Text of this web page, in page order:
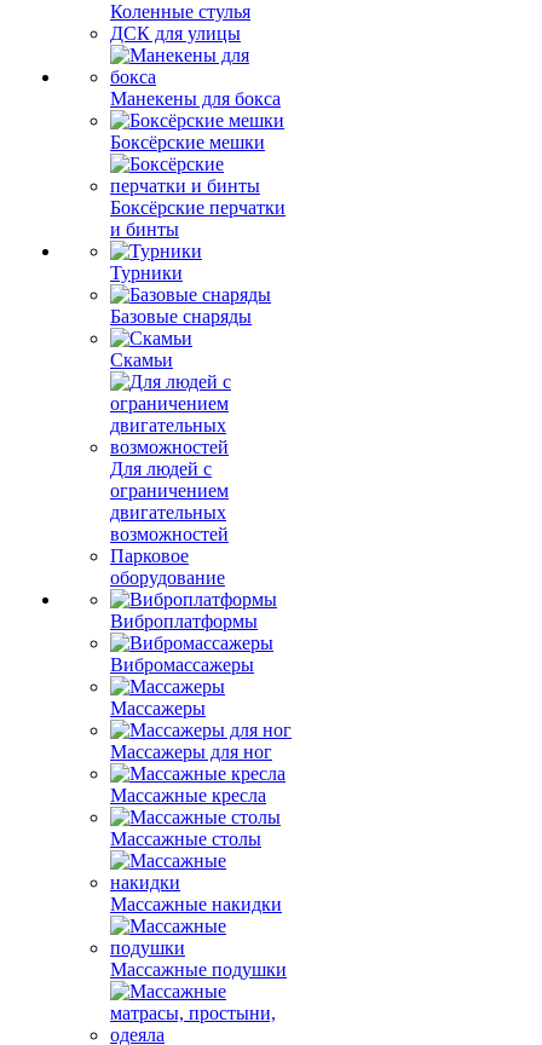
Коленные стулья
ДСК для улицы
Манекены для бокса
Боксёрские мешки
Боксёрские перчатки
и бинты
Турники
Базовые снаряды
Скамьи
Для людей с
ограничением
двигательных
возможностей
Парковое
оборудование
Виброплатформы
Вибромассажеры
Массажеры
Массажеры для ног
Массажные кресла
Массажные столы
Массажные накидки
Массажные подушки